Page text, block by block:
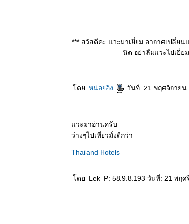
*** สวัสดีคะ แวะมาเยี่ยม อากาศเปลี่ย
นิด อย่าลืมแวะไปเยี่ย
ดย: หน่อยอิง วันที่: 21 พฤศจิกายน
วะมาอ่านครับ
ว่างๆไปเที่ยวมั่งดีกว่า
Thailand Hotels
ดย: Lek IP: 58.9.8.193 วันที่: 21 พฤศ